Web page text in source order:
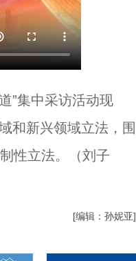
”集中采访活动现
和新兴领域立法，围
性立法。（刘子
[编辑：孙妮亚]